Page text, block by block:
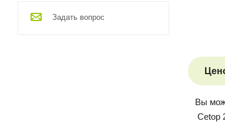
Вы
Cetop
Задать вопрос